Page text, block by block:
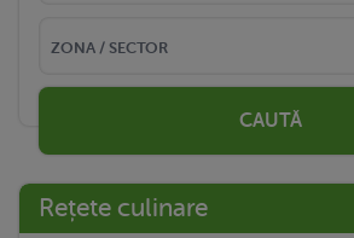
CAUTĂ
Rețete culinare